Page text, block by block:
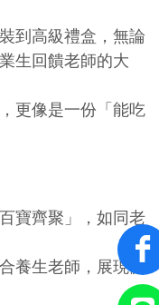
到高級禮盒，無論
生回饋老師的大
更像是一份「能吃
寶齊聚」，如同老
合養生老師，展現體